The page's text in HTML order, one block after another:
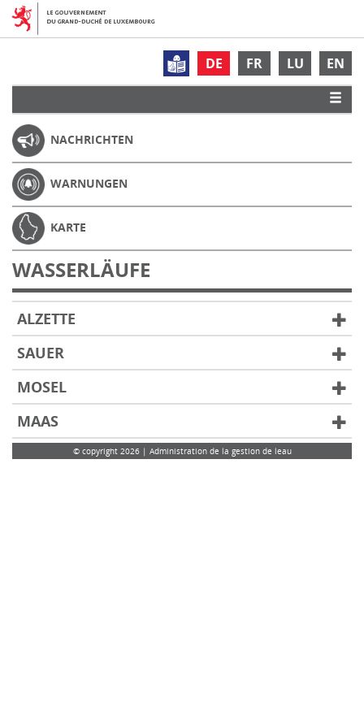
DE FR LU EN
NACHRICHTEN
WARNUNGEN
KARTE
WASSERLÄUFE
ALZETTE
SAUER
MOSEL
MAAS
© copyright 2026 | Administration de la gestion de leau